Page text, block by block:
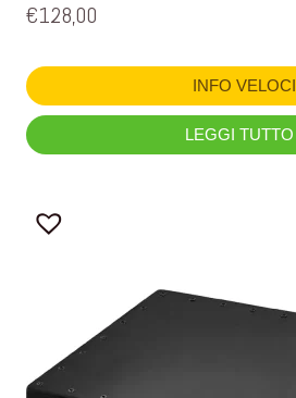
€128,00
INFO VELOCI
LEGGI TUTTO